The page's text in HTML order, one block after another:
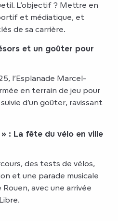
L’objectif ? Mettre en
et médiatique, et
de sa carrière.
et un goûter pour
l’Esplanade Marcel-
en terrain de jeu pour
d’un goûter, ravissant
: La fête du vélo en ville
des tests de vélos,
et une parade musicale
avec une arrivée